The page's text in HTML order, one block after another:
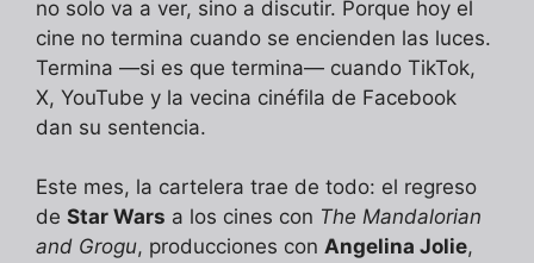
no solo va a ver, sino a discutir. Porque hoy el
cine no termina cuando se encienden las luces.
Termina —si es que termina— cuando TikTok,
X, YouTube y la vecina cinéfila de Facebook
dan su sentencia.
Este mes, la cartelera trae de todo: el regreso
de Star Wars a los cines con The Mandalorian
and Grogu, producciones con Angelina Jolie,